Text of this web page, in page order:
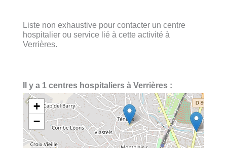
Liste non exhaustive pour contacter un centre
hospitalier ou service lié à cette activité à
Verrières.
Il y a 1 centres hospitaliers à Verrières :
+
−